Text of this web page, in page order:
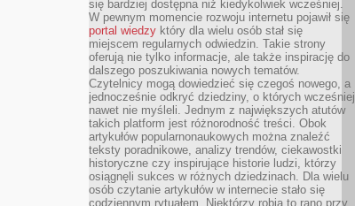
się bardziej dostępna niż kiedykolwiek wcześniej.
W pewnym momencie rozwoju internetu pojawił się
portal wiedzy który dla wielu osób stał się
miejscem regularnych odwiedzin. Takie strony
oferują nie tylko informacje, ale także inspirację do
dalszego poszukiwania nowych tematów.
Czytelnicy mogą dowiedzieć się czegoś nowego, a
jednocześnie odkryć dziedziny, o których wcześniej
nawet nie myśleli. Jednym z największych atutów
takich platform jest różnorodność treści. Obok
artykułów popularnonaukowych można znaleźć
teksty poradnikowe, analizy trendów, ciekawostki
historyczne czy inspirujące historie ludzi, którzy
osiągnęli sukces w różnych dziedzinach. Dla wielu
osób czytanie artykułów w internecie stało się
codziennym rytuałem. Niektórzy robią to rano przy